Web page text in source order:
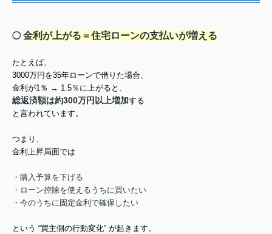
◯金利が上がる＝住宅ローンの支払いが増える
たとえば、
3000万円を35年ローンで借りた場合、
金利が1％ → 1.5％に上がると、
総返済額は約300万円以上増加する
と言われています。
つまり、
金利上昇局面では
・購入予算を下げる
・ローン控除を使えるうちに買いたい
・今のうちに固定金利で確保したい
という “買主側の行動変化” が起きます。